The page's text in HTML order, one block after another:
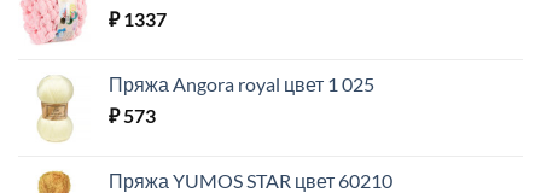
₽1337
Пряжа Angora royal цвет 1 025
₽573
Пряжа YUMOS STAR цвет 60210